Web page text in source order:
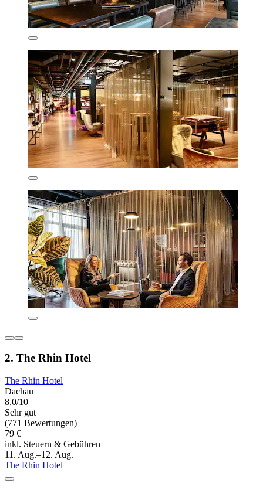
2. The Rhin Hotel
The Rhin Hotel
Dachau
8,0/10
Sehr gut
(771 Bewertungen)
79 €
inkl. Steuern & Gebühren
11. Aug.–12. Aug.
The Rhin Hotel